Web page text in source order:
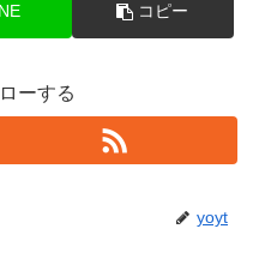
コピー
ーする
yoyt